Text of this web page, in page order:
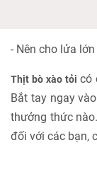
- Nên cho lửa
Thịt bò xào tỏi có
Bắt tay ngay
thưởng thức
đối với các bạn,